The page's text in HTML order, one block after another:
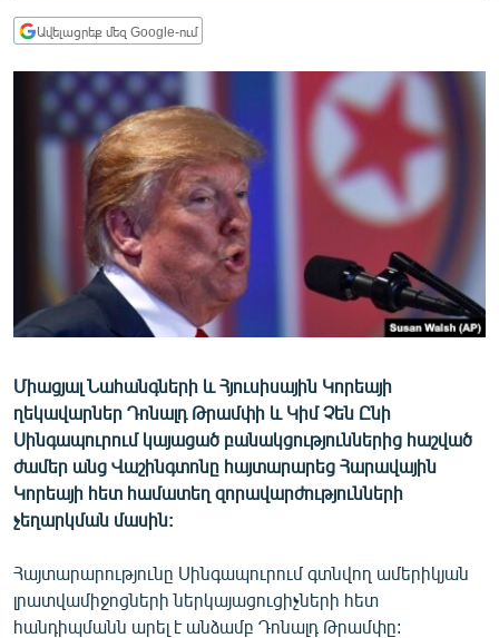
ՂԱՐԱԲԱՂ
ՏԱՐԱԾԱՇՐՋԱՆ
ՄԻՋԱԶԳԱՅԻՆ
ՄՇԱԿՈՒՅԹ
ՄԵԿՆԱԲԱՆՈՒԹՅՈՒՆ
ՏՏ ԵՒ ԻՆՏԵՐՆԵՏ
ԱՐԽԻՎ
ՏԵՍԱՆՅՈՒԹԵՐ
ԲԱՆԱՎԵՃ
ՁԳՏԵԼՈՎ ԼԱՎԱԳՈՒՅՆԻՆ
Հայերեն
Ավելացրեք մեզ Google-ում
Միացյալ Նահանգների և Հյուսիսային Կորեայի
ղեկավարներ Դոնալդ Թրամփի և Կիմ Չեն Ընի
Սինգապուրում կայացած բանակցություններից հաշված
ժամեր անց Վաշինգտոնը հայտարարեց Հարավային
Կորեայի հետ համատեղ զորավարժությունների
չեղարկման մասին:
Հայտարարությունը Սինգապուրում գտնվող ամերիկյան
լրատվամիջոցների ներկայացուցիչների հետ
հանդիպմանն արել է անձամբ Դոնալդ Թրամփը: